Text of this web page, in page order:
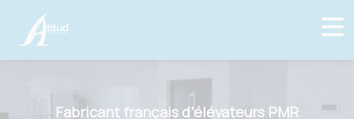
Fabricant français d’élévateurs PMR